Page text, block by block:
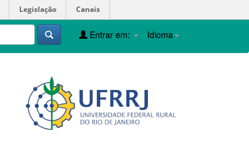
Legislação Canais
Idioma
Entrar em: